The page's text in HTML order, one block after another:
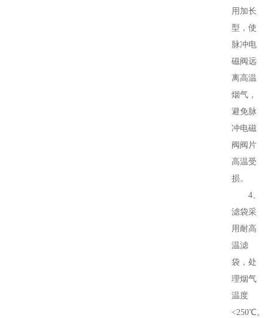
用加长
型，使
脉冲电
磁阀远
离高温
烟气，
避免脉
冲电磁
阀阀片
高温受
损。
4、
滤袋采
用耐高
温滤
袋，处
理烟气
温度
<250℃。